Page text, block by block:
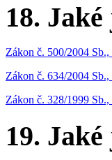
18. Jaké
Zákon č. 500/2004
Zákon č. 634/2004
Zákon č. 328/1999
19.